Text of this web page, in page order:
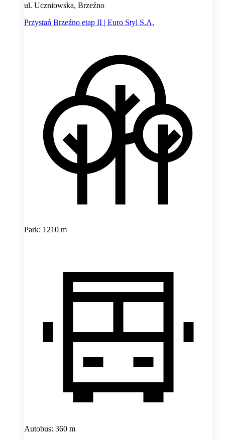
ul. Uczniowska, Brzeźno
Przystań Brzeźno etap II | Euro Styl S.A.
Park: 1210 m
Autobus: 360 m